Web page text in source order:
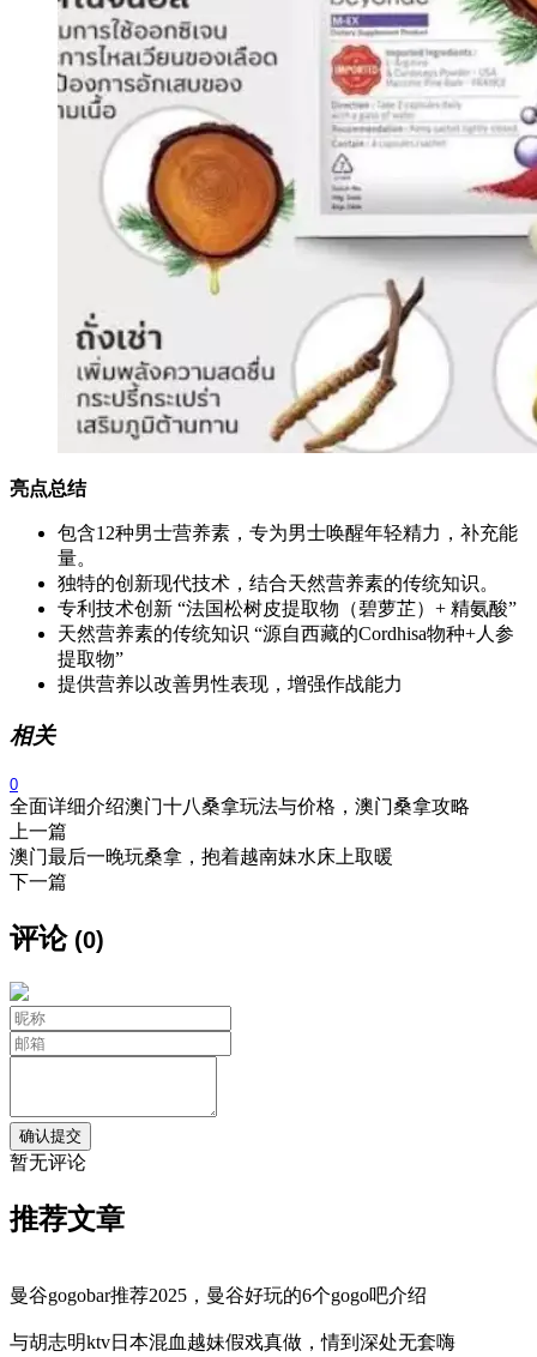
亮点总结
包含12种男士营养素，专为男士唤醒年轻精力，补充能
量。
独特的创新现代技术，结合天然营养素的传统知识。
专利技术创新 “法国松树皮提取物（碧萝芷）+ 精氨酸”
天然营养素的传统知识 “源自西藏的Cordhisa物种+人参
提取物”
提供营养以改善男性表现，增强作战能力
相关
0
全面详细介绍澳门十八桑拿玩法与价格，澳门桑拿攻略
上一篇
澳门最后一晚玩桑拿，抱着越南妹水床上取暖
下一篇
评论(0)
暂无评论
推荐文章
曼谷gogobar推荐2025，曼谷好玩的6个gogo吧介绍
与胡志明ktv日本混血越妹假戏真做，情到深处无套嗨